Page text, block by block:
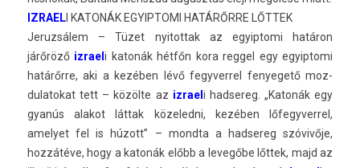
IZ­RAEL I KATONÁK EGYIP­TOMI HATÁRŐRRE LŐTTEK
Jeruz­sálem – Tüzet nyitot­tak az egyip­tomi határon
járőröző iz­raeli katonák hétfőn kora re­ggel egy egyip­tomi
határőrre, aki a kezében lévő fegyver­rel fenyegető moz­
dulatokat tett – közölte az iz­rael i had­sereg. „Katonák egy
gyanús al­akot láttak közeled­ni, kezében lőfegyver­rel,
amelyet fel is húzott” – mondta a had­sereg szóvivője,
hozzátéve, hogy a katonák előbb a levegőbe lőttek, majd az